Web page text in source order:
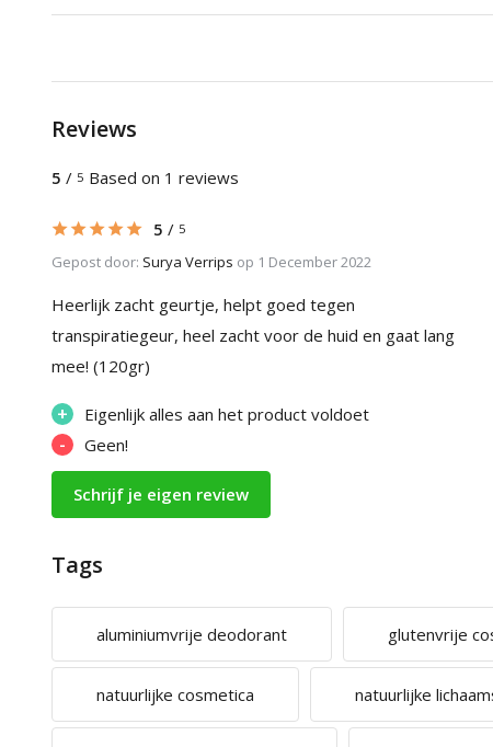
Reviews
5 / 5 Based on 1 reviews
5 / 5
Gepost door: Surya Verrips op 1 December 2022
Heerlijk zacht geurtje, helpt goed tegen
transpiratiegeur, heel zacht voor de huid en gaat lang
mee! (120gr)
+ Eigenlijk alles aan het product voldoet
- Geen!
Schrijf je eigen review
Tags
aluminiumvrije deodorant glutenvrije
natuurlijke cosmetica natuurlijke